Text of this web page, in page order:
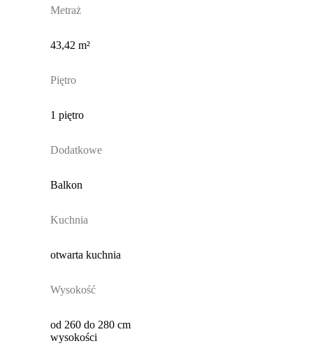
Metraż
43,42 m²
Piętro
1 piętro
Dodatkowe
Balkon
Kuchnia
otwarta kuchnia
Wysokość
od 260 do 280 cm
wysokości